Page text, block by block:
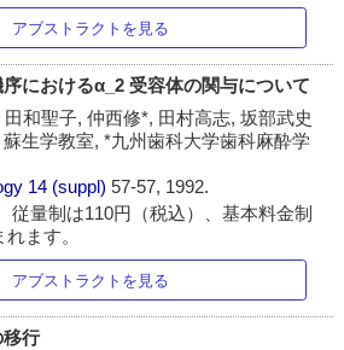
アブストラクトを見る
におけるα_2 受容体の関与について
和聖子, 仲西修*, 田村高志, 坂部武史
生学教室, *九州歯科大学歯科麻酔学
14 (suppl)57-57, 1992.
従量制は110円（税込）、基本料金制
ます。
アブストラクトを見る
移行